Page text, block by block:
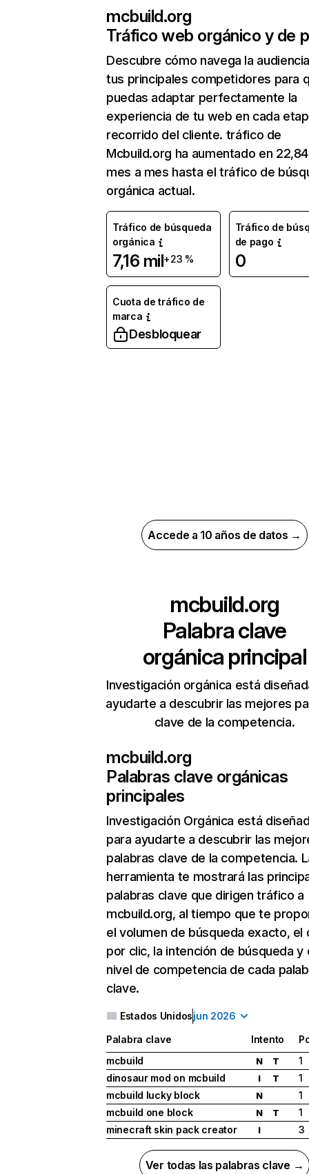
mcbuild.org
Tráfico web orgánico y de
Descubre cómo navega la
tus principales competidores para
puedas adaptar perfectamente la
experiencia de tu web en cada
recorrido del cliente. tráfico de
Mcbuild.org ha aumentado en
mes a mes hasta el tráfico de
orgánica actual.
Tráfico de búsqueda
orgánica
7,16 mil+23 %
Tráfico de
de pago
0
Cuota de tráfico de
marca
Desbloquear
Accede a 10 años de datos →
mcbuild.org
Palabra clave
orgánica principal
Investigación orgánica está
ayudarte a descubrir las mejores
clave de la competencia.
mcbuild.org
Palabras clave orgánicas
principales
Investigación Orgánica está
para ayudarte a descubrir las
palabras clave de la competencia.
herramienta te mostrará las
palabras clave que dirigen tráfico a
mcbuild.org, al tiempo que te
el volumen de búsqueda exacto, el
por clic, la intención de búsqueda y
nivel de competencia de cada
clave.
Estados Unidosjun 2026
Palabra clave Intento
mcbuild
N T
1
dinosaur mod on mcbuild
I T
1
mcbuild lucky block
N
1
mcbuild one block
N T
1
minecraft skin pack creator
I 3
Ver todas las palabras clave →